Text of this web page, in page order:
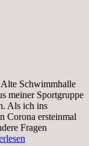
Schwimmhalle
meiner Sportgruppe
Als ich ins
Corona ersteinmal
Fragen